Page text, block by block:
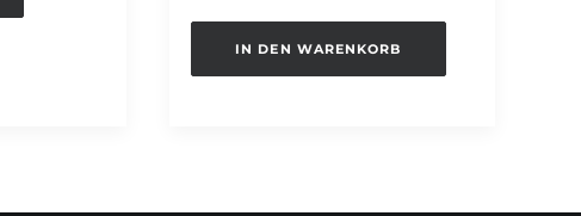
IN DEN WARENKORB